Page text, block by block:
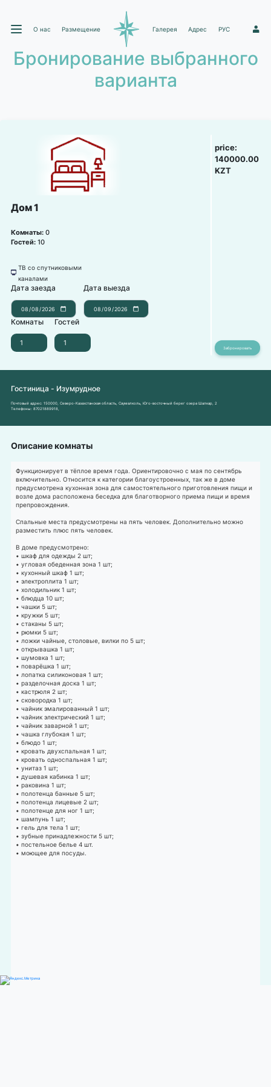
О нас Размещение Галерея Адрес РУС 1
Бронирование выбранного
варианта
Дом 1
Комнаты: 0
Гостей: 10
넎
ТВ со спутниковыми
каналами
Дата заезда Дата выезда
Комнаты Гостей
price:
140000.00
KZT
Гостиница - Изумрудное
Почтовый адрес: 150000, Северо-Казахстанская область, Саумалколь, Юго-восточный берег озера Шалкар, 2
Телефоны: 87021889918
Описание комнаты